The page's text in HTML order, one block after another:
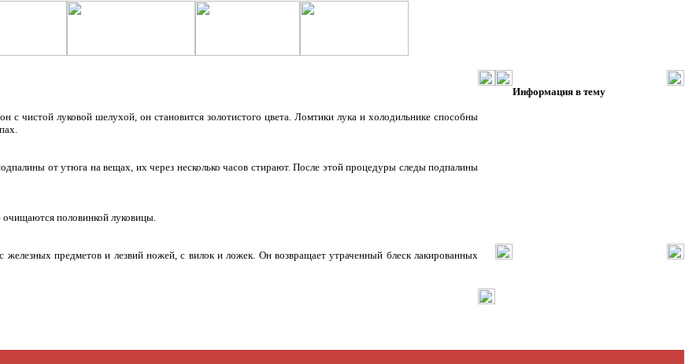
с чистой луковой шелухой, он становится золотистого цвета. Ломтики лука и холодильнике способны
от утюга на вещах, их через несколько часов стирают. После этой процедуры следы подпалины
половинкой луковицы.
предметов и лезвий ножей, с вилок и ложек. Он возвращает утраченный блеск лакированных
Информация в тему